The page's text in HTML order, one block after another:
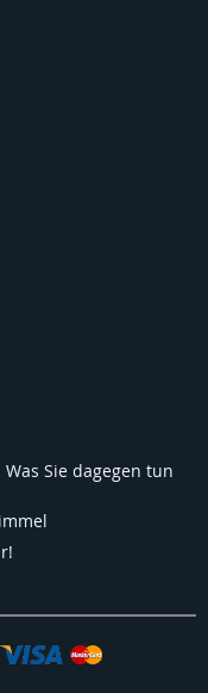
Sie dagegen tun